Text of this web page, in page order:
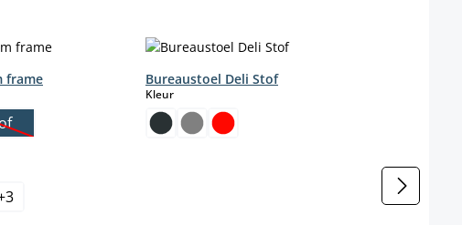
frame
optie is momenteel niet beschikbaar.)
is momenteel niet beschikbaar.)
3
Bureaustoel Deli Stof
Kleurselect